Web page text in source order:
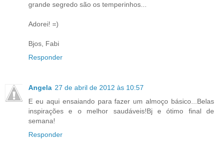
grande segredo são os temperinhos...
Adorei! =)
Bjos, Fabi
Responder
Angela 27 de abril de 2012 às 10:57
E eu aqui ensaiando para fazer um almoço básico...Belas
inspirações e o melhor saudáveis!Bj e ótimo final de
semana!
Responder